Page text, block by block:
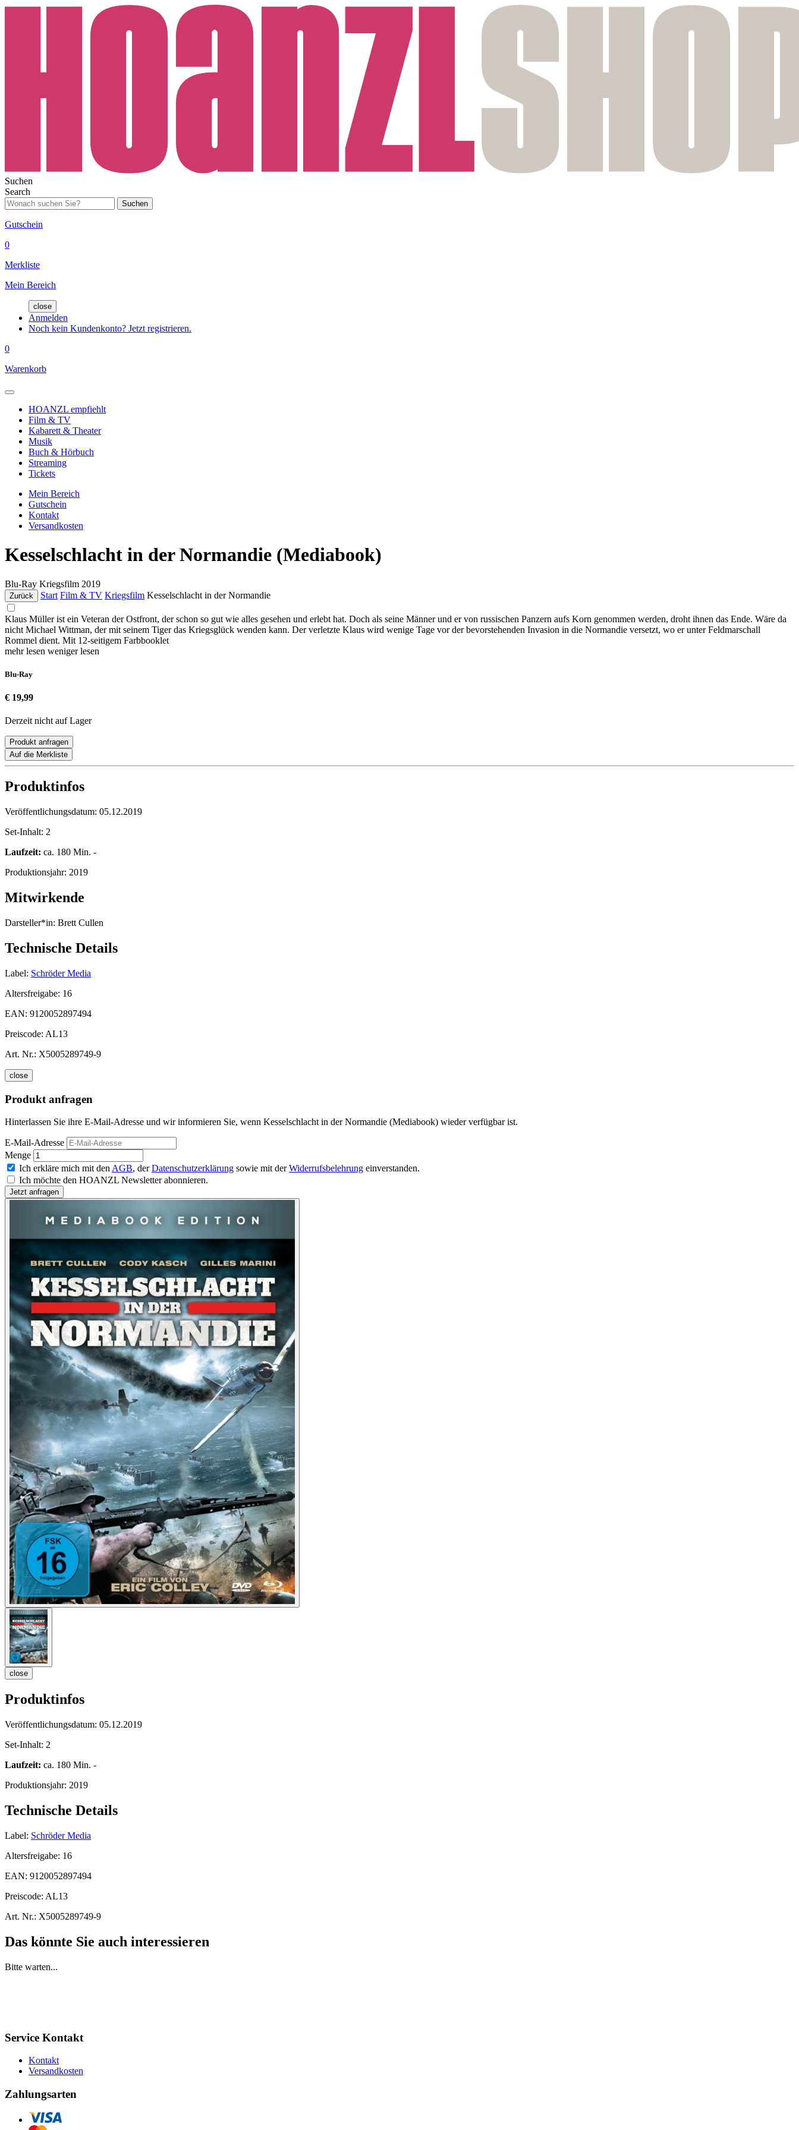
Suchen
Search
Suchen
Gutschein
0
Merkliste
Mein Bereich
close
Anmelden
Noch kein Kundenkonto? Jetzt registrieren.
0
Warenkorb
HOANZL empfiehlt
Film & TV
Kabarett & Theater
Musik
Buch & Hörbuch
Streaming
Tickets
Mein Bereich
Gutschein
Kontakt
Versandkosten
Kesselschlacht in der Normandie (Mediabook)
Blu-Ray Kriegsfilm 2019
Zurück Start Film & TV Kriegsfilm Kesselschlacht in der Normandie
Klaus Müller ist ein Veteran der Ostfront, der schon so gut wie alles gesehen und erlebt hat. Doch als seine Männer und er von russischen Panzern aufs Korn genommen werden, droht ihnen das Ende. Wäre da
nicht Michael Wittman, der mit seinem Tiger das Kriegsglück wenden kann. Der verletzte Klaus wird wenige Tage vor der bevorstehenden Invasion in die Normandie versetzt, wo er unter Feldmarschall
Rommel dient. Mit 12-seitigem Farbbooklet
mehr lesen weniger lesen
Blu-Ray
€ 19,99
Derzeit nicht auf Lager
Produkt anfragen
Auf die Merkliste
Produktinfos
Veröffentlichungsdatum: 05.12.2019
Set-Inhalt: 2
Laufzeit: ca. 180 Min. -
Produktionsjahr: 2019
Mitwirkende
Darsteller*in: Brett Cullen
Technische Details
Label: Schröder Media
Altersfreigabe: 16
EAN: 9120052897494
Preiscode: AL13
Art. Nr.: X5005289749-9
close
Produkt anfragen
Hinterlassen Sie ihre E-Mail-Adresse und wir informieren Sie, wenn Kesselschlacht in der Normandie (Mediabook) wieder verfügbar ist.
E-Mail-Adresse
Menge
Ich erkläre mich mit den AGB, derDatenschutzerklärung sowie mit derWiderrufsbelehrung einverstanden.
Ich möchte den HOANZL Newsletter abonnieren.
close
Produktinfos
Veröffentlichungsdatum: 05.12.2019
Set-Inhalt: 2
Laufzeit: ca. 180 Min. -
Produktionsjahr: 2019
Technische Details
Label: Schröder Media
Altersfreigabe: 16
EAN: 9120052897494
Preiscode: AL13
Art. Nr.: X5005289749-9
Das könnte Sie auch interessieren
Bitte warten...
Service Kontakt
Kontakt
Versandkosten
Zahlungsarten